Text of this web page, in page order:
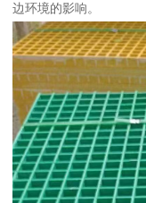
边环境的影响。